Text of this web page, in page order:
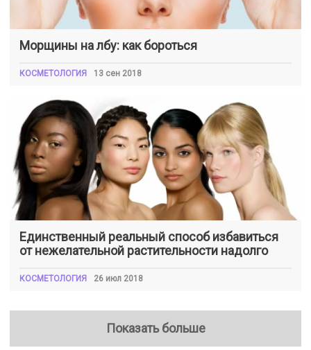
Морщины на лбу: как бороться
КОСМЕТОЛОГИЯ 13 сен 2018
Единственный реальный способ избавиться
от нежелательной растительности надолго
КОСМЕТОЛОГИЯ 26 июл 2018
Показать больше